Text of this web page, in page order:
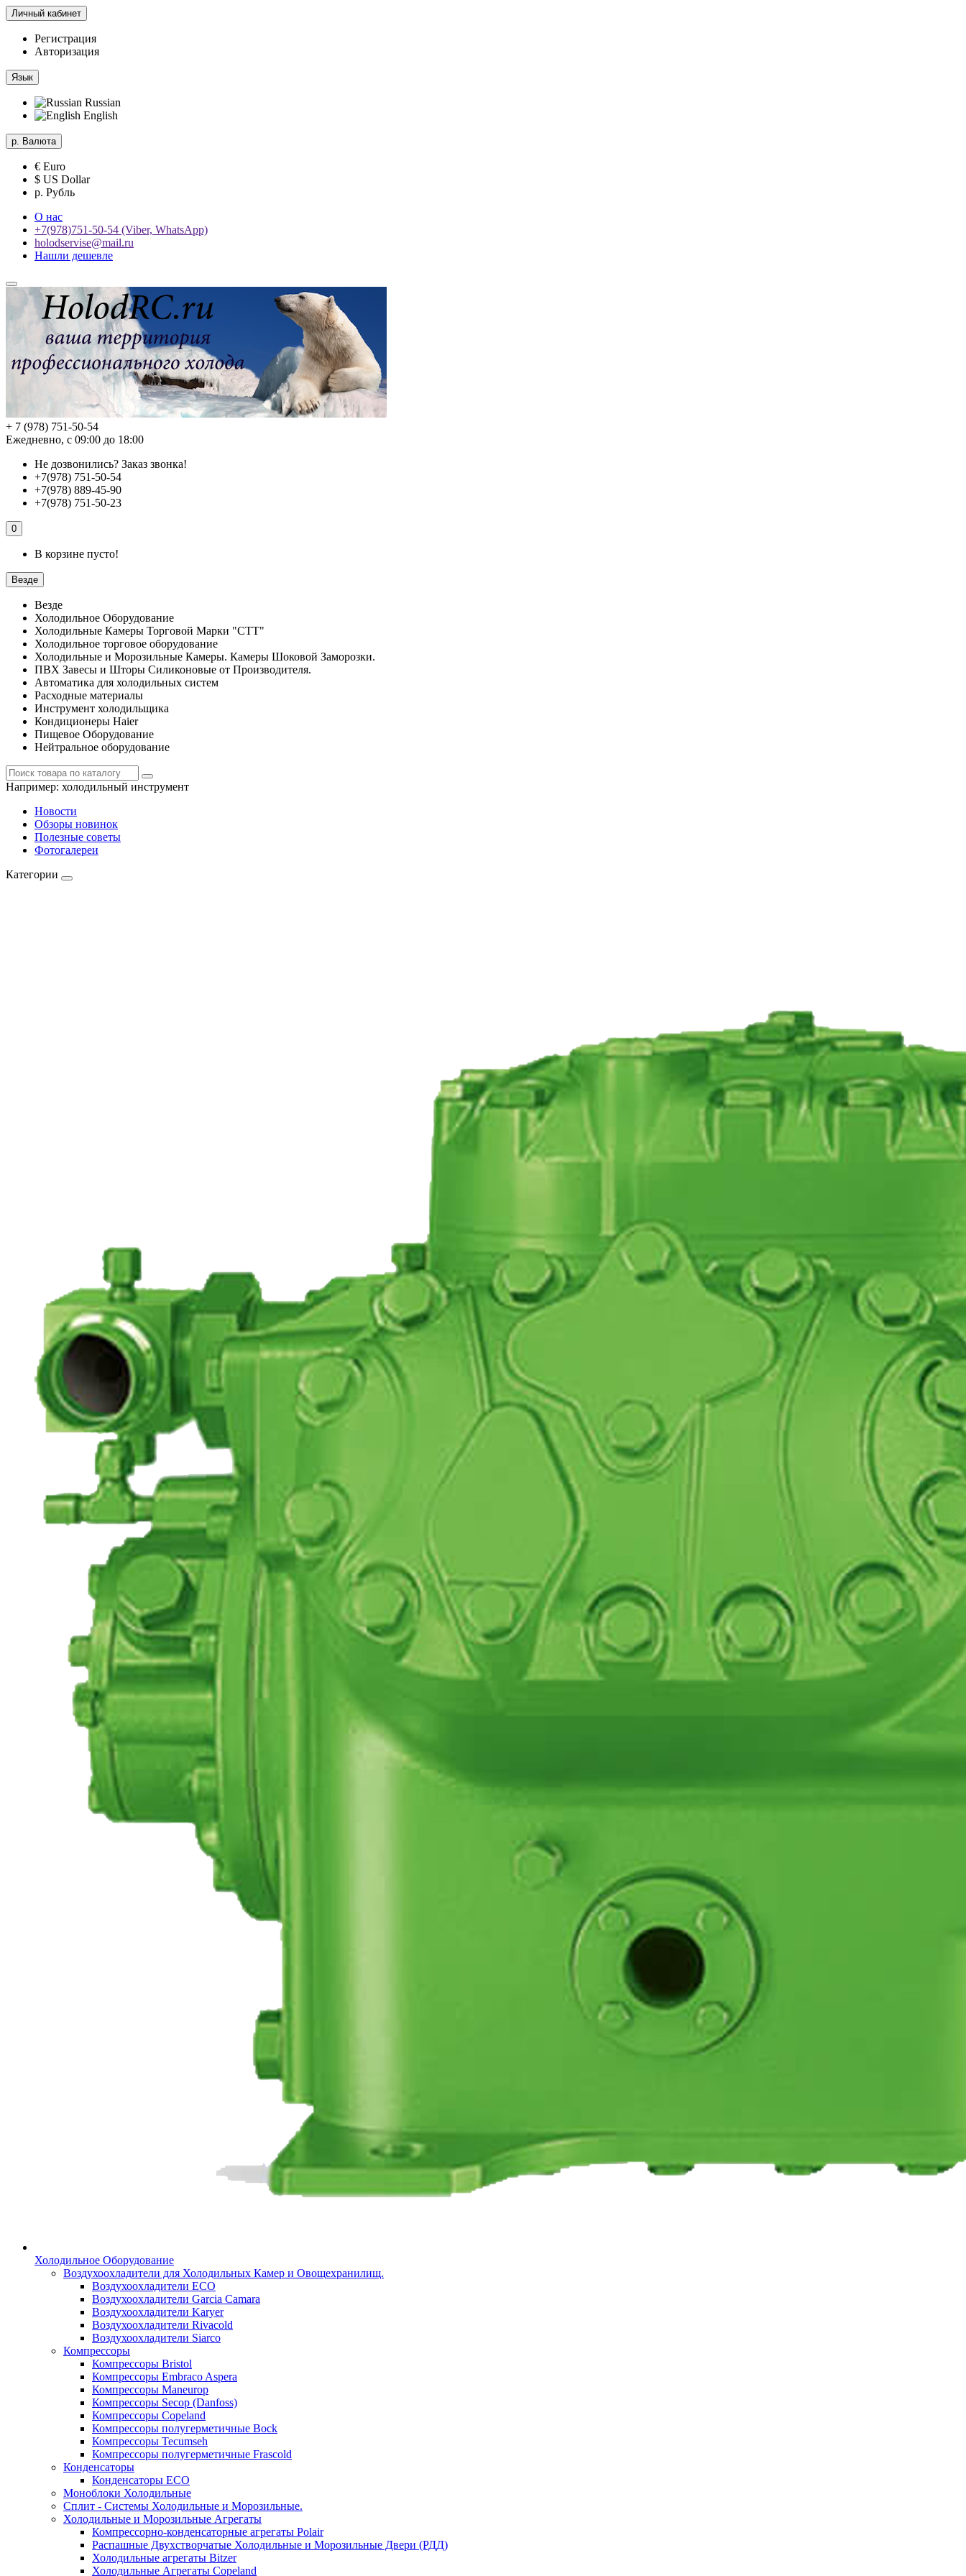
Личный кабинет
Регистрация
Авторизация
Язык
Russian
English
р. Валюта
€ Euro
$ US Dollar
р. Рубль
О нас
+7(978)751-50-54 (Viber, WhatsApp)
holodservise@mail.ru
Нашли дешевле
+ 7 (978) 751-50-54
Ежедневно, с 09:00 до 18:00
Не дозвонились? Заказ звонка!
+7(978) 751-50-54
+7(978) 889-45-90
+7(978) 751-50-23
0
В корзине пусто!
Везде
Везде
Холодильное Оборудование
Холодильные Камеры Торговой Марки "СТТ"
Холодильное торговое оборудование
Холодильные и Морозильные Камеры. Камеры Шоковой Заморозки.
ПВХ Завесы и Шторы Силиконовые от Производителя.
Автоматика для холодильных систем
Расходные материалы
Инструмент холодильщика
Кондиционеры Haier
Пищевое Оборудование
Нейтральное оборудование
Например: холодильный инструмент
Новости
Обзоры новинок
Полезные советы
Фотогалереи
Категории
Холодильное Оборудование
Воздухоохладители для Холодильных Камер и Овощехранилищ.
Воздухоохладители ECO
Воздухоохладители Garcia Camara
Воздухоохладители Karyer
Воздухоохладители Rivacold
Воздухоохладители Siarco
Компрессоры
Компрессоры Bristol
Компрессоры Embraco Aspera
Компрессоры Maneurop
Компрессоры Secop (Danfoss)
Компрессоры Copeland
Компрессоры полугерметичные Bock
Компрессоры Tecumseh
Компрессоры полугерметичные Frascold
Конденсаторы
Конденсаторы ECO
Моноблоки Холодильные
Сплит - Системы Холодильные и Морозильные.
Холодильные и Морозильные Агрегаты
Компрессорно-конденсаторные агрегаты Polair
Распашные Двухстворчатые Холодильные и Морозильные Двери (РДД)
Холодильные агрегаты Bitzer
Холодильные Агрегаты Copeland